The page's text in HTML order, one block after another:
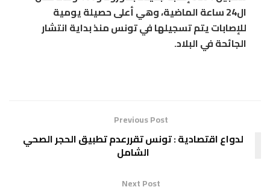
ال24 ساعة الماضية، وهي أعلى حصيلة يومية
للإصابات يتم تسجيلها في تونس منذ بداية انتشار
الجائحة في البلاد.
Previous Post
لدواع اقتصادية : تونس تقررعدم تطبيق الحجر الصحي
الشامل
Next Post